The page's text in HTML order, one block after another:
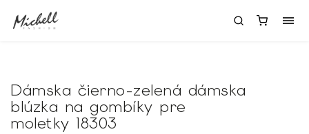
Dámska čierno-zelená dámska
blúzka na gombíky pre
moletky 18303